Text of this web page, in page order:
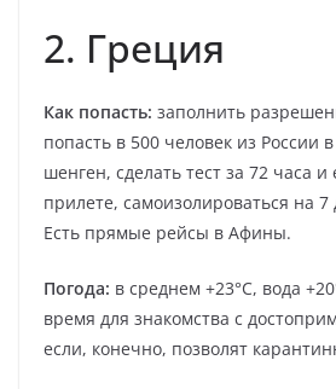
2. Греция
Как попасть: заполнить
попасть в 500 человек из России
шенген, сделать тест за 72 часа
прилете, самоизолироваться на 7
Есть прямые рейсы в Афины.
Погода: в среднем +23°С, вода
время для знакомства с
если, конечно, позволят